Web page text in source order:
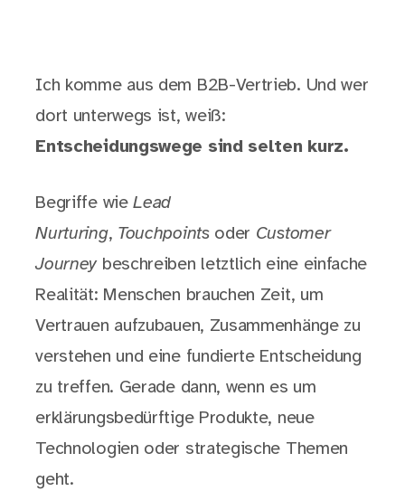
Ich komme aus dem B2B-Vertrieb. Und wer
dort unterwegs ist, weiß:
Entscheidungswege sind selten kurz.
Begriffe wieLead
Nurturing, Touchpointsoder Customer
Journeybeschreiben letztlich eine einfache
Realität: Menschen brauchen Zeit, um
Vertrauen aufzubauen, Zusammenhänge zu
verstehen und eine fundierte Entscheidung
zu treffen. Gerade dann, wenn es um
erklärungsbedürftige Produkte, neue
Technologien oder strategische Themen
geht.